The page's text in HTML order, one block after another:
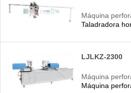
Máquina
Taladradora
LJLKZ-2300
Máquina
Máquina